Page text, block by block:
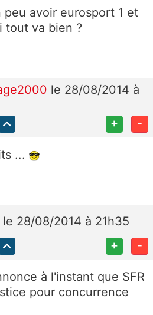
avoir eurosport 1 et
tout va bien ?
le 28/08/2014 à
+ -
...
le 28/08/2014 à 21h35
+ -
à l'instant que SFR
pour concurrence